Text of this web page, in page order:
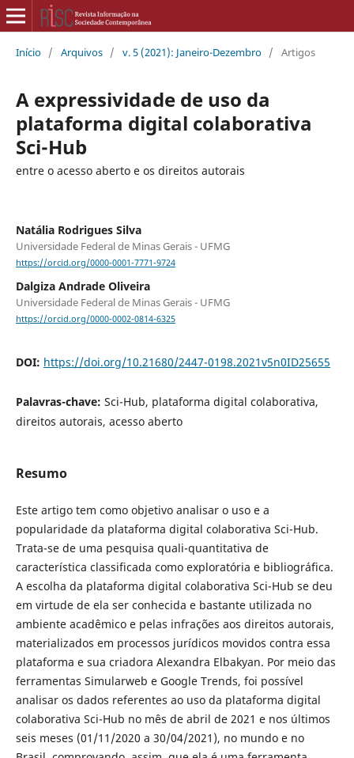
Início / Arquivos / v. 5 (2021): Janeiro-Dezembro / Artigos
A expressividade de uso da
plataforma digital colaborativa
Sci-Hub
entre o acesso aberto e os direitos autorais
Natália Rodrigues Silva
Universidade Federal de Minas Gerais - UFMG
https://orcid.org/0000-0001-7771-9724
Dalgiza Andrade Oliveira
Universidade Federal de Minas Gerais - UFMG
https://orcid.org/0000-0002-0814-6325
DOI: https://doi.org/10.21680/2447-0198.2021v5n0ID25655
Palavras-chave: Sci-Hub, plataforma digital colaborativa,
direitos autorais, acesso aberto
Resumo
Este artigo tem como objetivo analisar o uso e a
popularidade da plataforma digital colaborativa Sci-Hub.
Trata-se de uma pesquisa quali-quantitativa de
característica classificada como exploratória e bibliográfica.
A escolha da plataforma digital colaborativa Sci-Hub se deu
em virtude de ela ser conhecida e bastante utilizada no
ambiente acadêmico e pelas infrações aos direitos autorais,
materializados em processos jurídicos movidos contra essa
plataforma e sua criadora Alexandra Elbakyan. Por meio das
ferramentas Simularweb e Google Trends, foi possível
analisar os dados referentes ao uso da plataforma digital
colaborativa Sci-Hub no mês de abril de 2021 e nos últimos
seis meses (01/11/2020 a 30/04/2021), no mundo e no